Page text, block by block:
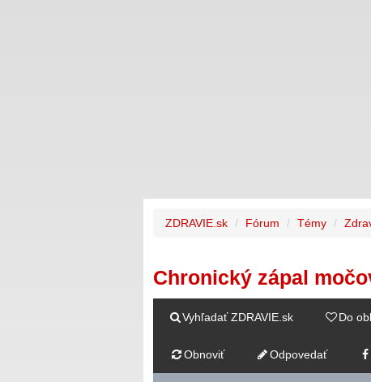
ZDRAVIE.sk Fórum Témy
Chronický zápal
Vyhľadať ZDRAVIE.sk Do
Obnoviť Odpovedať